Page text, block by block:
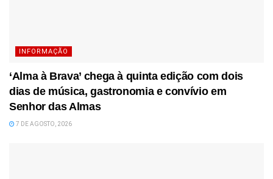
INFORMAÇÃO
‘Alma à Brava’ chega à quinta edição com dois
dias de música, gastronomia e convívio em
Senhor das Almas
7 DE AGOSTO, 2026